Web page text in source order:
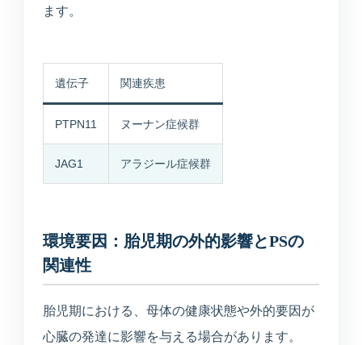
ます。
遺伝子 関連疾患
PTPN11 ヌーナン症候群
JAG1 アラジール症候群
環境要因：胎児期の外的影響とPSの
関連性
胎児期における、母体の健康状態や外的要因が
心臓の発達に影響を与える場合があります。